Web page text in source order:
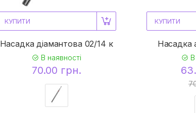
КУПИТИ
Насадка діамантова 02/14 к
В наявності
70.00 грн.
КУПИТИ
Насадка